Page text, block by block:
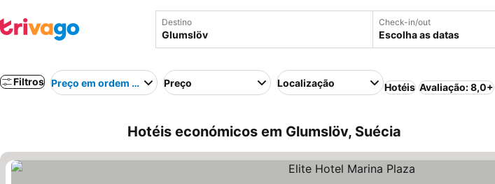
Destino Check-in/out
Escolha as datas
Filtros Preço em ordem crescentePreço Localização Hotéis Avaliação: 8,0+
Hotéis económicos em Glumslöv, Suécia